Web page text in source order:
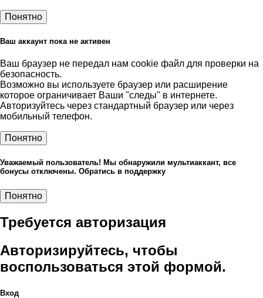
Понятно
Ваш аккаунт пока не активен
Ваш браузер не передал нам cookie файл для проверки на
безопасность.
Возможно вы используете браузер или расширение
которое ограничивает Ваши "следы" в интернете.
Авторизуйтесь через стандартный браузер или через
мобильный телефон.
Понятно
Уважаемый пользователь! Мы обнаружили мультиаккант, все
бонусы отключены. Обратись в поддержку
Понятно
Требуется авторизация
Авторизируйтесь, чтобы
воспользоваться этой формой.
Вход